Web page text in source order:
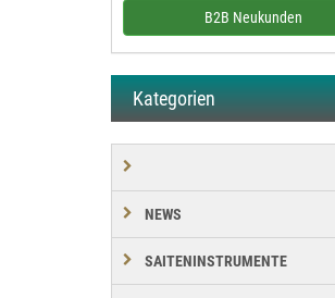
B2B Neukunden
Kategorien
NEWS
SAITENINSTRUMENTE